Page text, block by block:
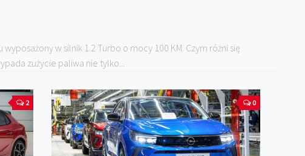
w silnik 1.2 Turbo o mocy 100 KM. Czym różni się
zużycie paliwa nie tylko...
2 0